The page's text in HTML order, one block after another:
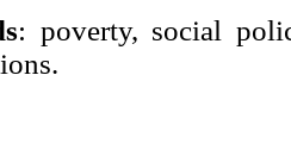
: poverty, social